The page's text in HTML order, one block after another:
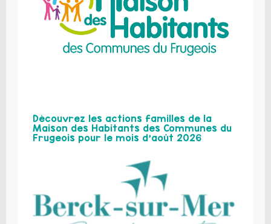
Découvrez les actions familles de la
Maison des Habitants des Communes du
Frugeois pour le mois d’août 2026